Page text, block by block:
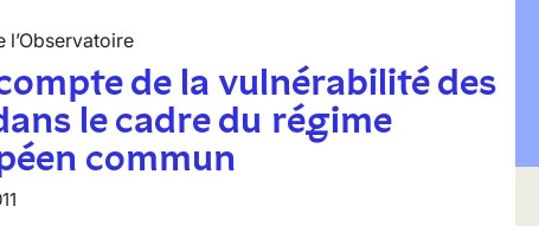
l’Observatoire
de la vulnérabilité des
le cadre du régime
commun